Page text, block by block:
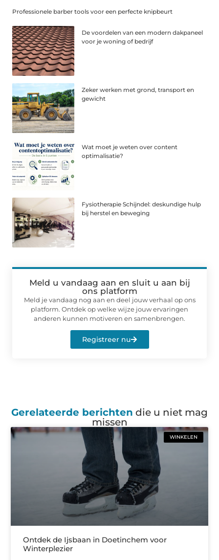
Professionele barber tools voor een perfecte knipbeurt
De voordelen van een modern dakpaneel
voor je woning of bedrijf
Zeker werken met grond, transport en
gewicht
Wat moet je weten over content
optimalisatie?
Fysiotherapie Schijndel: deskundige hulp
bij herstel en beweging
Meld u vandaag aan en sluit u aan bij
ons platform
Meld je vandaag nog aan en deel jouw verhaal op ons
platform. Ontdek op welke wijze jouw ervaringen
anderen kunnen motiveren en samenbrengen.
Registreer nu
Gerelateerde berichten die u niet mag
missen
WINKELEN
Ontdek de Ijsbaan in Doetinchem voor
Winterplezier